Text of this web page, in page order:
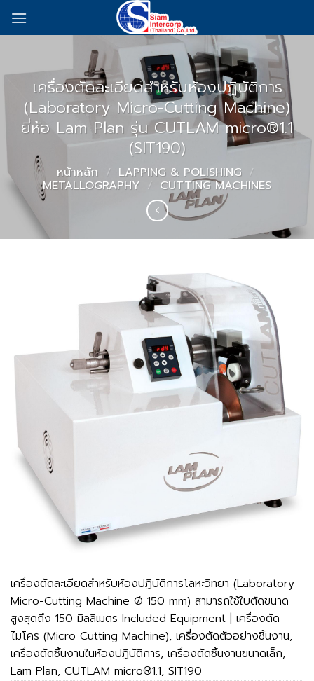
เครื่องตัดละเอียดสำหรับห้องปฏิบัติการ
(Laboratory Micro-Cutting Machine)
ยี่ห้อ Lam Plan รุ่น CUTLAM micro®1.1
(SIT190)
หน้าหลัก / LAPPING & POLISHING /
METALLOGRAPHY / CUTTING MACHINES
เครื่องตัดละเอียดสำหรับห้องปฏิบัติการโลหะวิทยา (Laboratory
Micro-Cutting Machine Ø 150 mm) สามารถใช้ใบตัดขนาด
สูงสุดถึง 150 มิลลิเมตร Included Equipment | เครื่องตัด
ไมโคร (Micro Cutting Machine), เครื่องตัดตัวอย่างชิ้นงาน,
เครื่องตัดชิ้นงานในห้องปฏิบัติการ, เครื่องตัดชิ้นงานขนาดเล็ก,
Lam Plan, CUTLAM micro®1.1, SIT190